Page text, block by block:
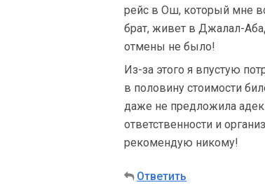
рейс в Ош, который мне
брат, живет в Джалал-
отмены не было!
Из-за этого я впустую
в половину стоимости
даже не предложила
ответственности и
рекомендую никому!
Ответить